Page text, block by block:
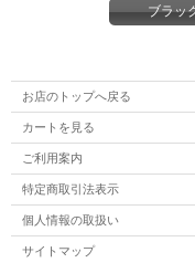
ブラッ
お店のトップへ戻る
カートを見る
ご利用案内
特定商取引法表示
個人情報の取扱い
サイトマップ